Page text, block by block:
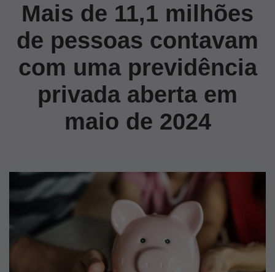
Mais de 11,1 milhões
de pessoas contavam
com uma previdência
privada aberta em
maio de 2024